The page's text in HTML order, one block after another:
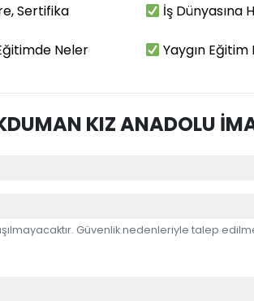
Sertifika
İş Dünyasına
Neler
Yaygın Eğitim
KIZ ANADOLU
Güvenlik nedenleriyle talep